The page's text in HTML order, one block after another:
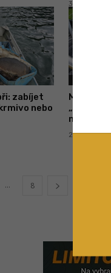
30. 3. 2025
zabíjet
nebo
Mrtví
„Rozbory
22. 7. 2024
... 8